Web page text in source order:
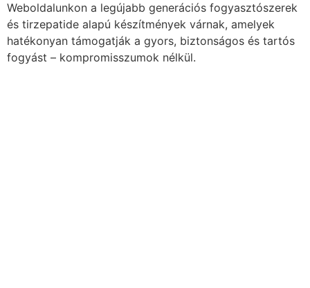
Weboldalunkon a legújabb generációs fogyasztószerek
és tirzepatide alapú készítmények várnak, amelyek
hatékonyan támogatják a gyors, biztonságos és tartós
fogyást – kompromisszumok nélkül.